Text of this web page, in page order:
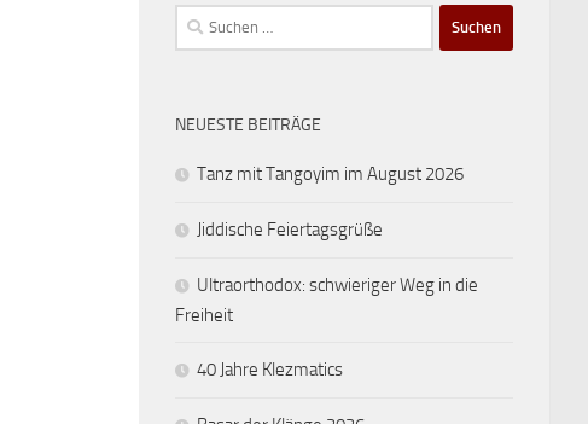
Suchen
nach:
NEUESTE BEITRÄGE
Tanz mit Tangoyim im August 2026
Jiddische Feiertagsgrüße
Ultraorthodox: schwieriger Weg in die
Freiheit
40 Jahre Klezmatics